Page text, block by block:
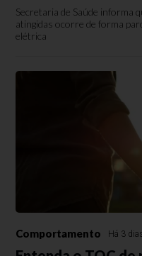
Secretaria de Saúde informa
atingidas ocorre de forma
elétrica
Comportamento Há 3